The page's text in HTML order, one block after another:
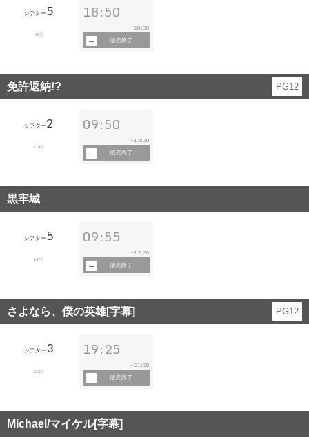
シアター5
62分
18:50
~ 20:00
販売終了
免許返納!? PG12
シアター2
119分
09:50
~12:00
販売終了
黒牢城
シアター5
147分
09:55
~12:30
販売終了
さよなら、僕の英雄[字幕] PG12
シアター 3
116分
19:25
~ 21:30
販売終了
Michael/マイケル[字幕]